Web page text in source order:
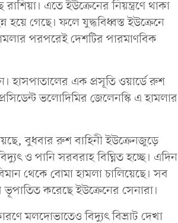
এতে ইউক্রেনের নিয়ন্ত্রণে থাকা
হয়ে গেছে। ফলে যুদ্ধবিধ্বস্ত ইউক্রেনে
পরপরেই দেশটির পারমাণবিক
হাসপাতালের এক প্রসূতি ওয়ার্ডে রুশ
ভলোদিমির জেলেনস্কি এ হামলার
বুধবার রুশ বাহিনী ইউক্রেনজুড়ে
ও পানি সরবরাহ বিঘ্নিত হচ্ছে। এদিন
থেকে বোমা হামলা চালিয়েছে। সব
ভূপাতিত করেছে ইউক্রেনের সেনারা।
মলদোভাতেও বিদ্যুৎ বিভ্রাট দেখা